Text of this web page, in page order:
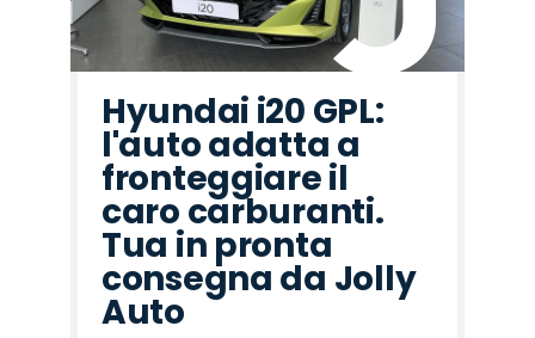
Hyundai i20 GPL:
l'auto adatta a
fronteggiare il
caro carburanti.
Tua in pronta
consegna da Jolly
Auto